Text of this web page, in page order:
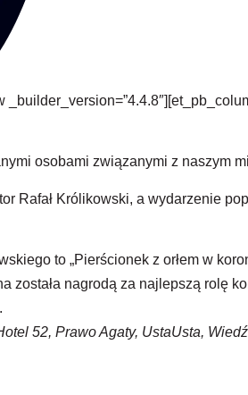
osobami związanymi z naszym
Rafał Królikowski, a wydarzenie
to „Pierścionek z orłem w
została nagrodą za najlepszą rolę
52, Prawo Agaty, UstaUsta,